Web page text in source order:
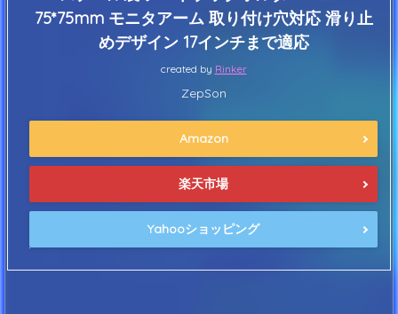
75*75mm モニタアーム 取り付け穴対応 滑り止
めデザイン 17インチまで適応
created by Rinker
ZepSon
Amazon
楽天市場
Yahooショッピング